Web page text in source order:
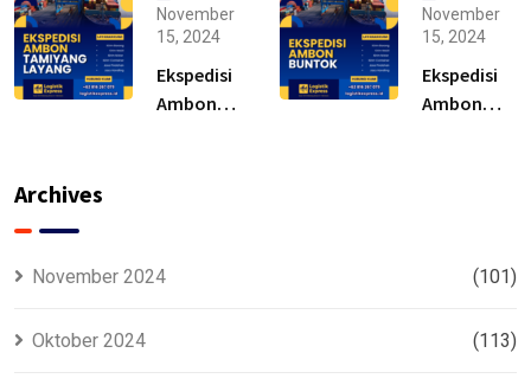
Solusi
Solusi
November
15, 2024
Ekspedisi
Ambon
November
15, 2024
Ekspedisi
Ambon
Archives
November 2024 (101)
Oktober 2024 (113)